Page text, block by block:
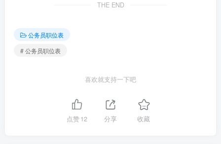
THE END
公务员职位表
# 公务员职位表
喜欢就支持一下吧
点赞12 分享 收藏